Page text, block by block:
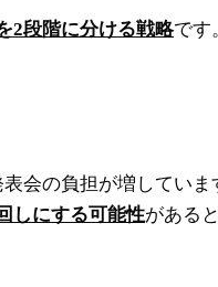
2段階に分ける戦略です
会の負担が増していま
しにする可能性がある